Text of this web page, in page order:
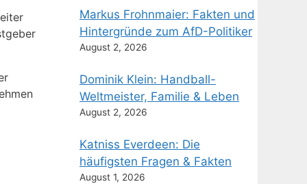
Markus Frohnmaier: Fakten und
Hintergründe zum AfD-Politiker
August 2, 2026
Dominik Klein: Handball-
Weltmeister, Familie & Leben
August 2, 2026
Katniss Everdeen: Die
häufigsten Fragen & Fakten
August 1, 2026